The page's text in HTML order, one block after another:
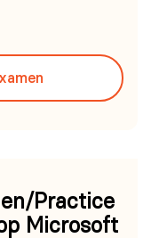
Practice
Microsoft